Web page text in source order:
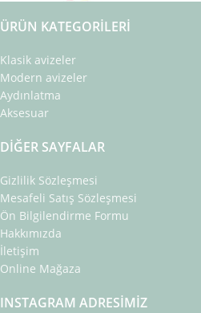
ÜRÜN KATEGORILERI
Klasik avizeler
Modern avizeler
Aydınlatma
Aksesuar
DIĞER SAYFALAR
Gizlilik Sözleşmesi
Mesafeli Satış Sözleşmesi
Ön Bilgilendirme Formu
Hakkımızda
İletişim
Online Mağaza
INSTAGRAM ADRESIMIZ